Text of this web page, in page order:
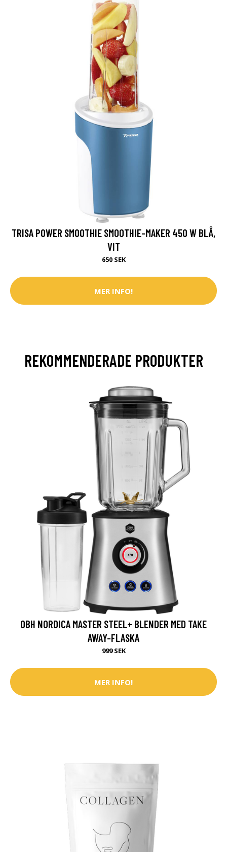
TRISA POWER SMOOTHIE SMOOTHIE-MAKER 450 W BLÅ,
VIT
650 SEK
MER INFO!
REKOMMENDERADE PRODUKTER
OBH NORDICA MASTER STEEL+ BLENDER MED TAKE
AWAY-FLASKA
999 SEK
MER INFO!